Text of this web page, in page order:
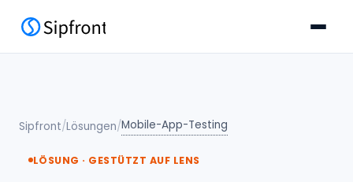
Sipfront/Lösungen/Mobile-App-Testing
LÖSUNG · GESTÜTZT AUF LENS